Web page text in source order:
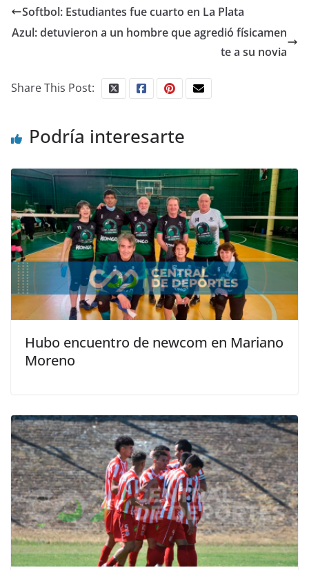
Softbol: Estudiantes fue cuarto en La Plata
Azul: detuvieron a un hombre que agredió físicamen
te a su novia
Share This Post:
Podría interesarte
Hubo encuentro de newcom en Mariano
Moreno